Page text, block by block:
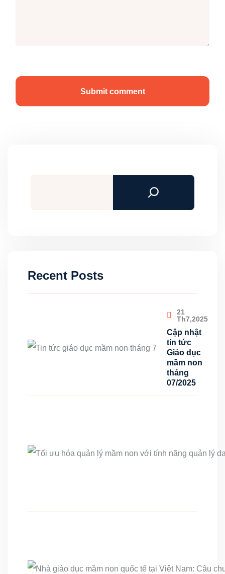
Submit comment
Tìm
Recent Posts
21
Th7,2025
Cập nhật
tin tức
Giáo dục
mầm non
tháng
07/2025